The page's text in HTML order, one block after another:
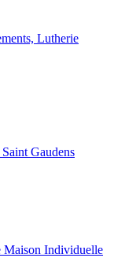
Lutherie
Gaudens
Maison Individuelle